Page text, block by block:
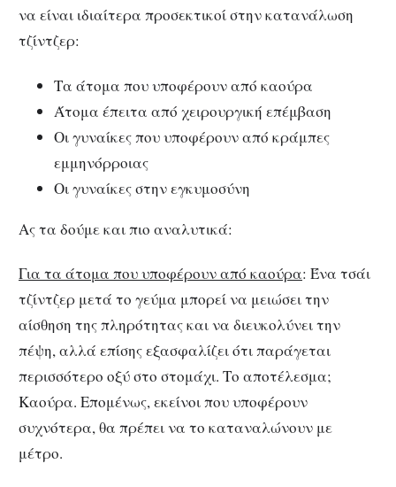
να είναι ιδιαίτερα προσεκτικοί στην κατανάλωση
τζίντζερ:
Τα άτομα που υποφέρουν από καούρα
Άτομα έπειτα από χειρουργική επέμβαση
Οι γυναίκες που υποφέρουν από κράμπες
εμμηνόρροιας
Οι γυναίκες στην εγκυμοσύνη
Ας τα δούμε και πιο αναλυτικά:
Για τα άτομα που υποφέρουν από καούρα: Ένα τσάι
τζίντζερ μετά το γεύμα μπορεί να μειώσει την
αίσθηση της πληρότητας και να διευκολύνει την
πέψη, αλλά επίσης εξασφαλίζει ότι παράγεται
περισσότερο οξύ στο στομάχι. Το αποτέλεσμα;
Καούρα. Επομένως, εκείνοι που υποφέρουν
συχνότερα, θα πρέπει να το καταναλώνουν με
μέτρο.